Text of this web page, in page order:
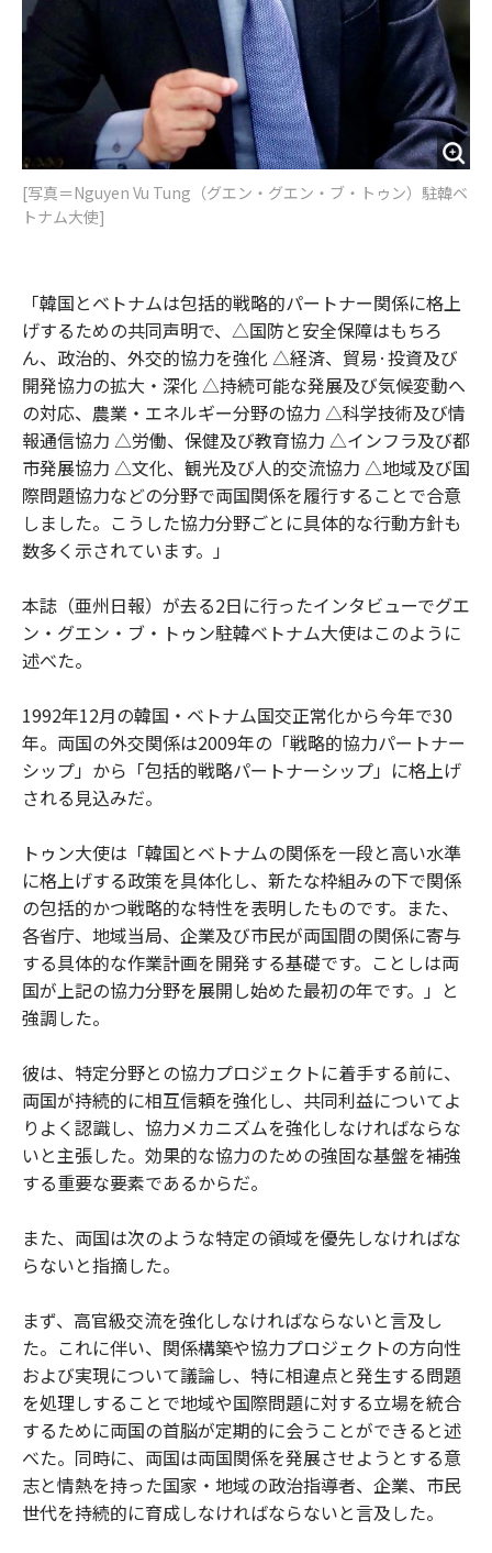
[写真＝Nguyen Vu Tung（グエン・グエン・ブ・トゥン）駐韓ベ
トナム大使]
「韓国とベトナムは包括的戦略的パートナー関係に格上
げするための共同声明で、△国防と安全保障はもちろ
ん、政治的、外交的協力を強化 △経済、貿易·投資及び
開発協力の拡大・深化 △持続可能な発展及び気候変動へ
の対応、農業・エネルギー分野の協力 △科学技術及び情
報通信協力 △労働、保健及び教育協力 △インフラ及び都
市発展協力 △文化、観光及び人的交流協力 △地域及び国
際問題協力などの分野で両国関係を履行することで合意
しました。こうした協力分野ごとに具体的な行動方針も
数多く示されています。」
本誌（亜州日報）が去る2日に行ったインタビューでグエ
ン・グエン・ブ・トゥン駐韓ベトナム大使はこのように
述べた。
1992年12月の韓国・ベトナム国交正常化から今年で30
年。両国の外交関係は2009年の「戦略的協力パートナー
シップ」から「包括的戦略パートナーシップ」に格上げ
される見込みだ。
トゥン大使は「韓国とベトナムの関係を一段と高い水準
に格上げする政策を具体化し、新たな枠組みの下で関係
の包括的かつ戦略的な特性を表明したものです。また、
各省庁、地域当局、企業及び市民が両国間の関係に寄与
する具体的な作業計画を開発する基礎です。ことしは両
国が上記の協力分野を展開し始めた最初の年です。」と
強調した。
彼は、特定分野との協力プロジェクトに着手する前に、
両国が持続的に相互信頼を強化し、共同利益についてよ
りよく認識し、協力メカニズムを強化しなければならな
いと主張した。効果的な協力のための強固な基盤を補強
する重要な要素であるからだ。
また、両国は次のような特定の領域を優先しなければな
らないと指摘した。
まず、高官級交流を強化しなければならないと言及し
た。これに伴い、関係構築や協力プロジェクトの方向性
および実現について議論し、特に相違点と発生する問題
を処理しすることで地域や国際問題に対する立場を統合
するために両国の首脳が定期的に会うことができると述
べた。同時に、両国は両国関係を発展させようとする意
志と情熱を持った国家・地域の政治指導者、企業、市民
世代を持続的に育成しなければならないと言及した。